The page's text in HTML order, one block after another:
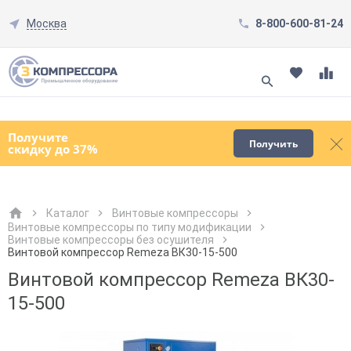
Москва 8-800-600-81-24
Получите
скидку до 37% Получить
Смотреть все товары
Каталог
Винтовые компрессоры
Винтовые компрессоры по типу модификации
Винтовые компрессоры без осушителя
Винтовой компрессор Remeza ВК30-15-500
Винтовой компрессор Remeza ВК30-
15-500
Как к Вам обращаться?
Как к Вам обращаться?
Город доставки
Как к Вам обращаться?